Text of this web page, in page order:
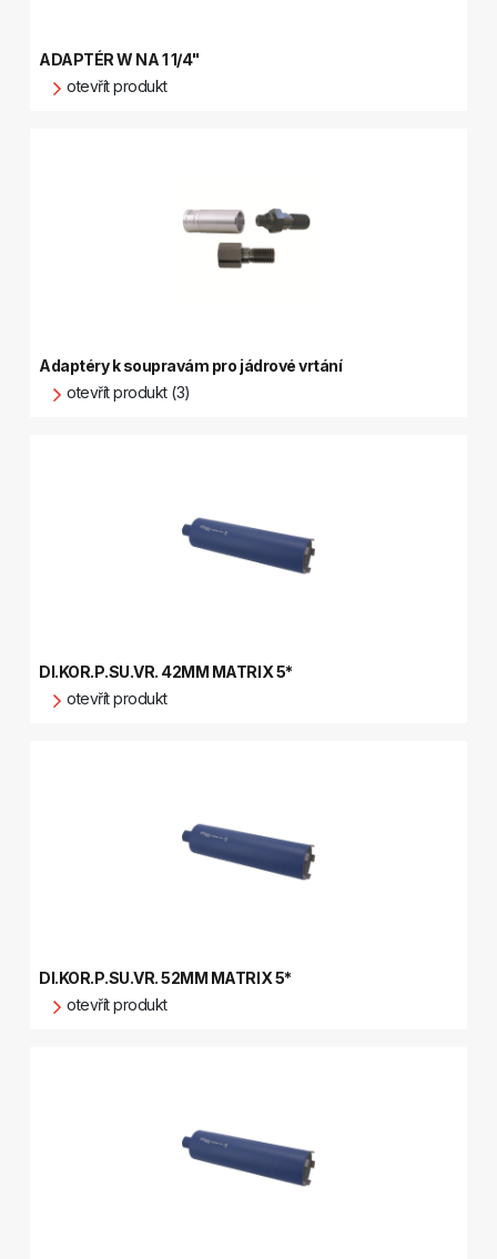
ADAPTÉR W NA 1 1/4"
otevřít produkt
Adaptéry k soupravám pro jádrové vrtání
otevřít produkt (3)
DI.KOR.P.SU.VR. 42MM MATRIX 5*
otevřít produkt
DI.KOR.P.SU.VR. 52MM MATRIX 5*
otevřít produkt